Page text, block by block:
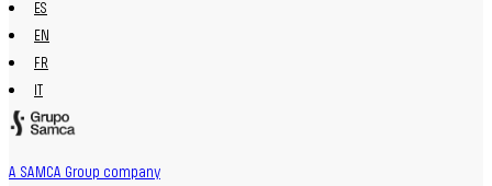
ES
EN
FR
IT
A SAMCA Group company